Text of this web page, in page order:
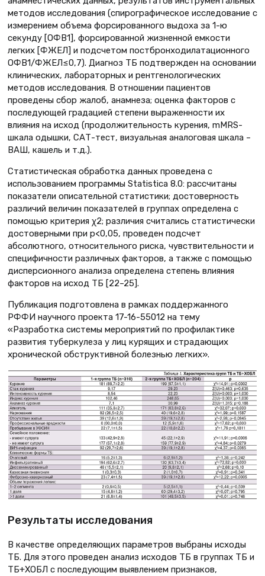
методов исследования (спирографическое исследование с
измерением объема форсированного выдоха за 1-ю
секунду [ОФВ1], форсированной жизненной емкости
легких [ФЖЕЛ] и подсчетом постбронходилатационного
ОФВ1/ФЖЕЛ≤0,7). Диагноз ТБ подтвержден на основании
клинических, лабораторных и рентгенологических
методов исследования. В отношении пациентов
проведены сбор жалоб, анамнеза; оценка факторов с
последующей градацией степени выраженности их
влияния на исход (продолжительность курения, mMRS-
шкала одышки, САТ-тест, визуальная аналоговая шкала –
ВАШ, кашель и т.д.).
Статистическая обработка данных проведена с
использованием программы Statistica 8.0: рассчитаны
показатели описательной статистики; достоверность
различий величин показателей в группах определена с
помощью критерия χ2; различия считались статистически
достоверными при p<0,05, проведен подсчет
абсолютного, относительного риска, чувствительности и
специфичности различных факторов, а также с помощью
дисперсионного анализа определена степень влияния
факторов на исход ТБ [22–25].
Публикация подготовлена в рамках поддержанного
РФФИ научного проекта 17-16-55012 на тему
«Разработка системы мероприятий по профилактике
развития туберкулеза у лиц курящих и страдающих
хронической обструктивной болезнью легких».
Результаты исследования
В качестве определяющих параметров выбраны исходы
ТБ. Для этого проведен анализ исходов ТБ в группах ТБ и
ТБ+ХОБЛ с последующим выявлением признаков,